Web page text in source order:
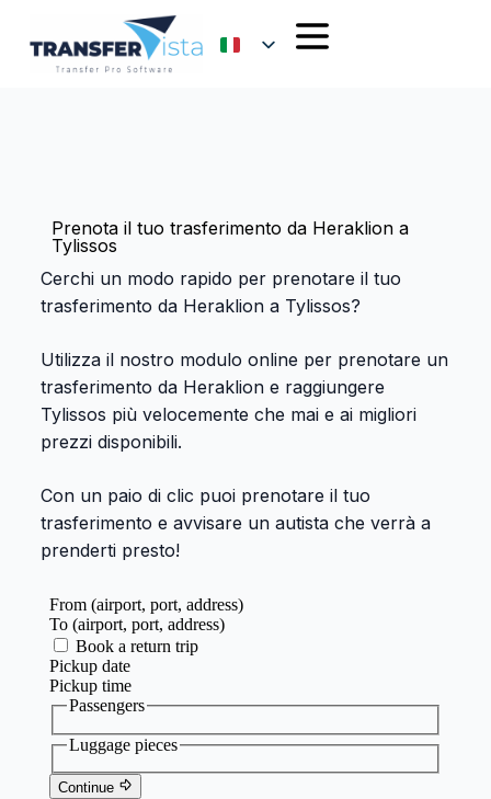
Prenota il tuo trasferimento da Heraklion a
Tylissos
Cerchi un modo rapido per prenotare il tuo
trasferimento da Heraklion a Tylissos?
Utilizza il nostro modulo online per prenotare un
trasferimento da Heraklion e raggiungere
Tylissos più velocemente che mai e ai migliori
prezzi disponibili.
Con un paio di clic puoi prenotare il tuo
trasferimento e avvisare un autista che verrà a
prenderti presto!